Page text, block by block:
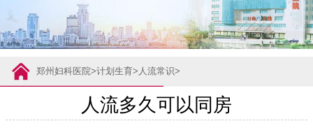
郑州妇科医院>计划生育> 人流常识>
人流多久可以同房